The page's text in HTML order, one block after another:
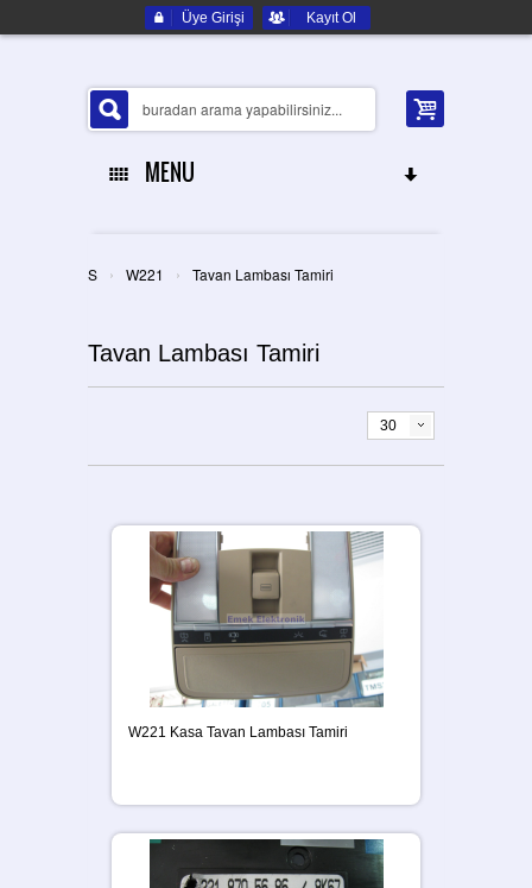
Üye Girişi Kayıt Ol
MENU
ELEKTRONIK YEDEK PARÇA
S › W221 › Tavan Lambası Tamiri
Tavan Lambası Tamiri
30
W221 Kasa Tavan Lambası Tamiri